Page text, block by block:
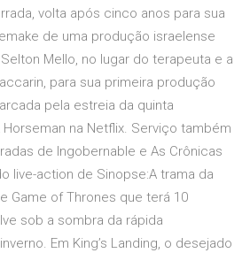
volta após cinco anos para sua
de uma produção israelense
Mello, no lugar do terapeuta e a
para sua primeira produção
pela estreia da quinta
na Netflix. Serviço também
de Ingobernable e As Crônicas
live-action de Sinopse:A trama da
Game of Thrones que terá 10
sob a sombra da rápida
Em King’s Landing, o desejado